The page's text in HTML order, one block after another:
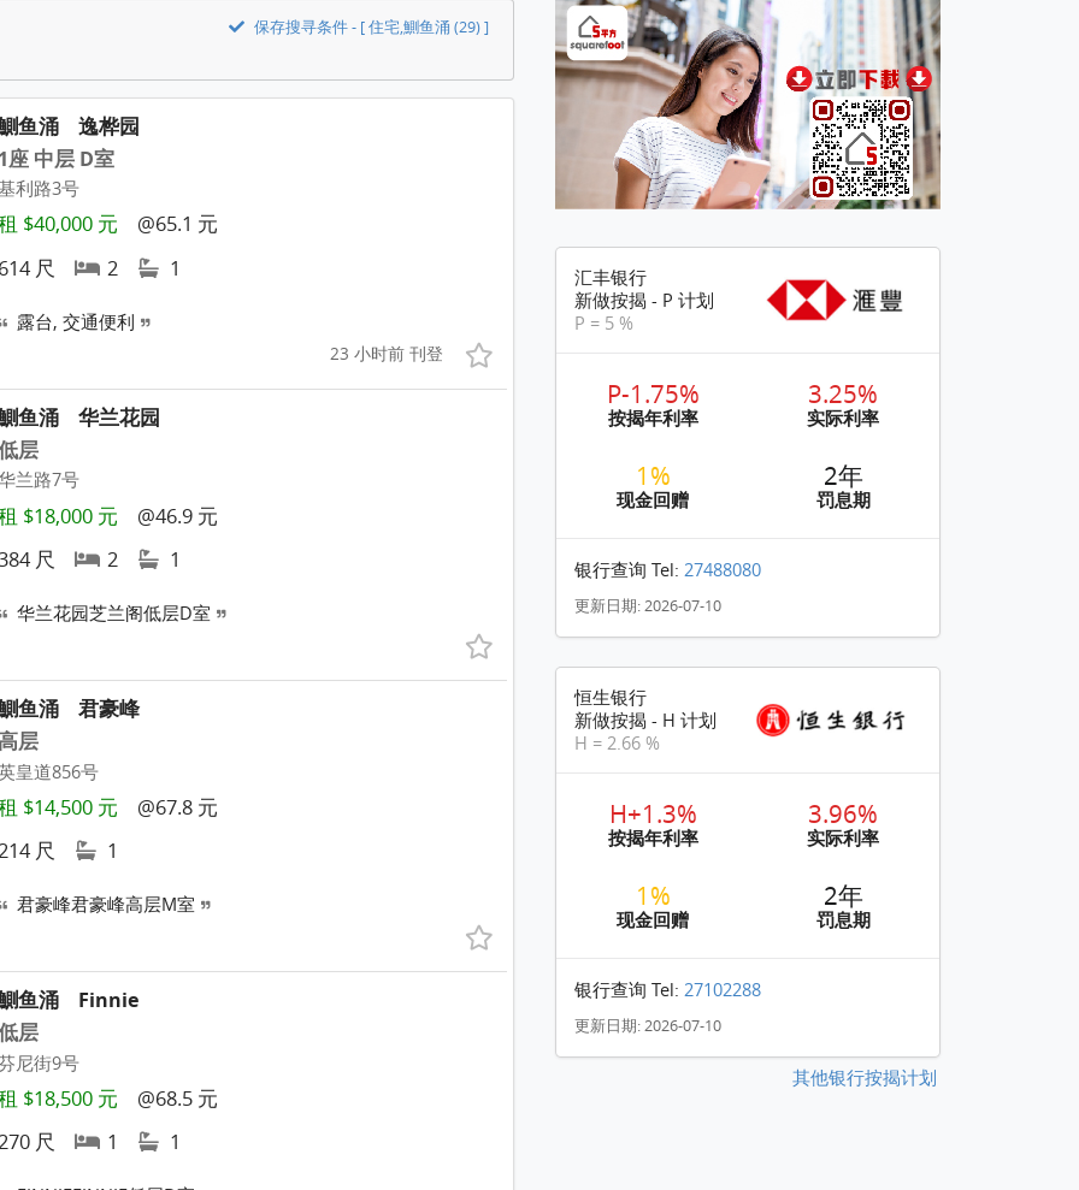
保存搜寻条件 - [ 住宅,鰂鱼涌 (29) ]
鱼涌
逸桦园
座 中层 D室
利路3号
$40,000 元
@65.1 元
尺
2 1
露台, 交通便利
23 小时前 刊登
鱼涌
华兰花园
层
兰路7号
$18,000 元
@46.9 元
尺
2 1
华兰花园芝兰阁低层D室
鱼涌
君豪峰
层
皇道856号
$14,500 元
@67.8 元
尺
1
君豪峰君豪峰高层M室
鱼涌
Finnie
层
尼街9号
$18,500 元
@68.5 元
尺
1 1
汇丰银行
新做按揭 - P 计划
P = 5 %
P-1.75%
按揭年利率
3.25%
实际利率
1%
现金回赠
2年
罚息期
银行查询 Tel:27488080
更新日期: 2026-07-10
恒生银行
新做按揭 - H 计划
H = 2.66 %
H+1.3%
按揭年利率
3.96%
实际利率
1%
现金回赠
2年
罚息期
银行查询 Tel:27102288
更新日期: 2026-07-10
其他银行按揭计划